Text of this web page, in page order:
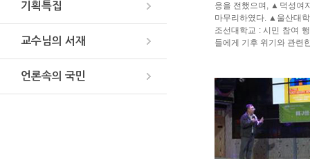
기획특집
교수님의 서재
언론속의 국민
응을 전했으며, ▲덕성여
마무리하였다. ▲울산대
조선대학교 : 시민 참여
들에게 기후 위기와 관련